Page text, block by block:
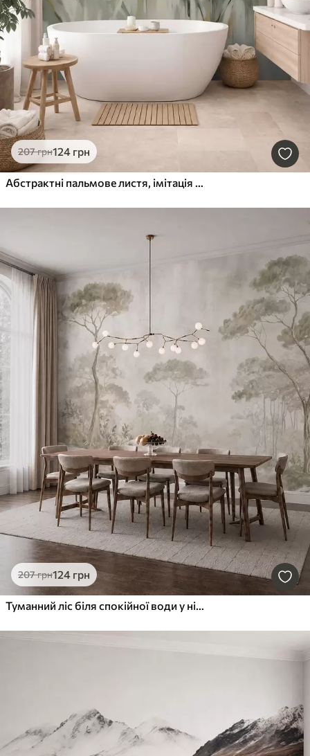
207грн124 грн
Абстрактні пальмове листя, імітація живопису
207грн124 грн
Туманний ліс біля спокійної води у ніжних природних пастельних тонах